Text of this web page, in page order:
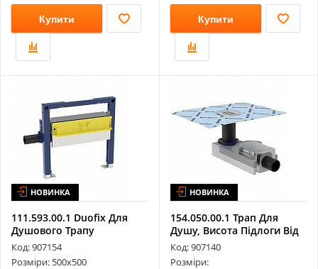
Купити Купити
НОВИНКА
111.593.00.1 Duofix Для
Душового Трапу
Код: 907154
Розміри: 500х500
НОВИНКА
154.050.00.1 Трап Для
Душу, Висота Підлоги Від
90Мм
Код: 907140
Розміри: